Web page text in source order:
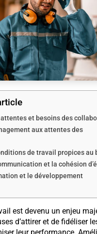
et besoins des
aux attentes des
de travail propices au
et la cohésion
et le développement
est devenu un enjeu
d’attirer et de fidéliser